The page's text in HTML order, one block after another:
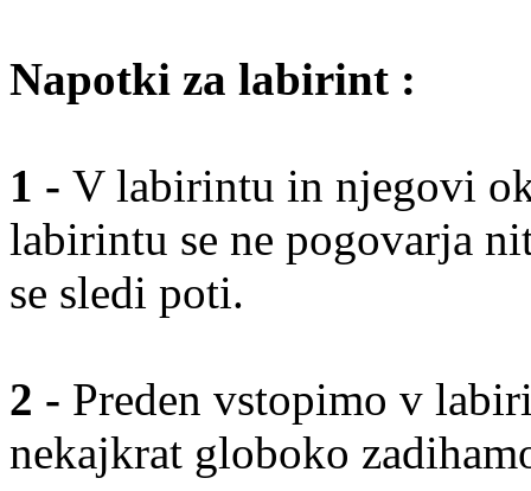
Napotki za labirint :
1 - V labirintu in njegovi
labirintu se ne pogovarja
se sledi poti.
2 - Preden vstopimo v
nekajkrat globoko